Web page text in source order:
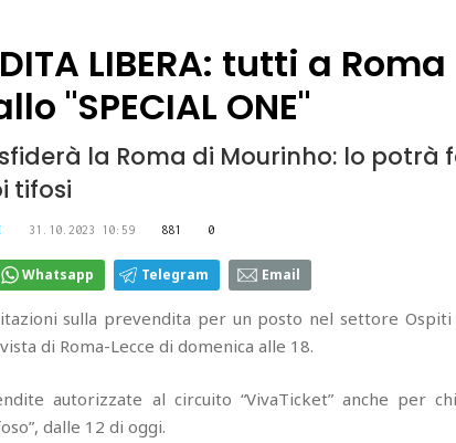
LIBERA: tutti a Roma
"SPECIAL ONE"
la Roma di Mourinho: lo potrà
tifosi
31.10.2023 10:59 881 0
Whatsapp Telegram Email
sulla prevendita per un posto nel settore Ospiti
di Roma-Lecce di domenica alle 18.
autorizzate al circuito “VivaTicket” anche per
dalle 12 di oggi.